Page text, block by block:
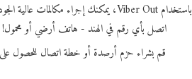
باستخدام Viber Out، يمكنك إجراء مكالمات عالية الجودة إلى الهند من الولايات المتحدة الأمريكية.
اتصل بأي رقم في الهند - هاتف أرضي أو محمول! - بداية من 2.5 ¢
قم بشراء حزم أرصدة أو خطة اتصال للحصول على